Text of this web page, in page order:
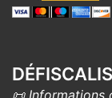
📜 Informations